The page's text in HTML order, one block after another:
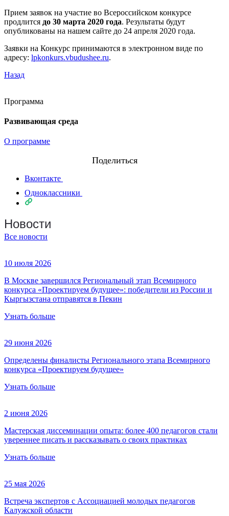
Прием заявок на участие во Всероссийском конкурсе
продлится до 30 марта 2020 года. Результаты будут
опубликованы на нашем сайте до 24 апреля 2020 года.
Заявки на Конкурс принимаются в электронном виде по
адресу: lpkonkurs.vbudushee.ru.
Назад
Программа
Развивающая среда
О программе
Поделиться
Вконтакте
Одноклассники
Новости
Все новости
10 июля 2026
В Москве завершился Региональный этап Всемирного
конкурса «Проектируем будущее»: победители из России и
Кыргызстана отправятся в Пекин
Узнать больше
29 июня 2026
Определены финалисты Регионального этапа Всемирного
конкурса «Проектируем будущее»
Узнать больше
2 июня 2026
Мастерская диссеминации опыта: более 400 педагогов стали
увереннее писать и рассказывать о своих практиках
Узнать больше
25 мая 2026
Встреча экспертов с Ассоциацией молодых педагогов
Калужской области